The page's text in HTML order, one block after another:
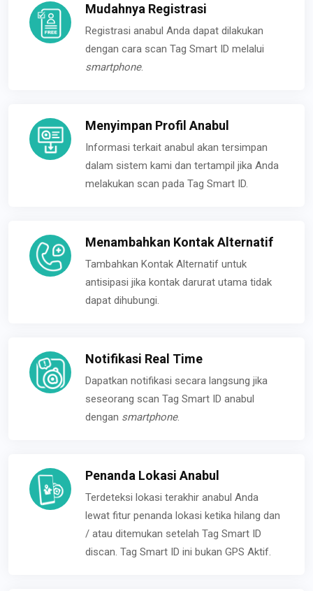
Mudahnya Registrasi
Registrasi anabul Anda dapat dilakukan
dengan cara scan Tag Smart ID melalui
smartphone.
Menyimpan Profil Anabul
Informasi terkait anabul akan tersimpan
dalam sistem kami dan tertampil jika Anda
melakukan scan pada Tag Smart ID.
Menambahkan Kontak Alternatif
Tambahkan Kontak Alternatif untuk
antisipasi jika kontak darurat utama tidak
dapat dihubungi.
Notifikasi Real Time
Dapatkan notifikasi secara langsung jika
seseorang scan Tag Smart ID anabul
dengan smartphone.
Penanda Lokasi Anabul
Terdeteksi lokasi terakhir anabul Anda
lewat fitur penanda lokasi ketika hilang dan
/ atau ditemukan setelah Tag Smart ID
discan. Tag Smart ID ini bukan GPS Aktif.